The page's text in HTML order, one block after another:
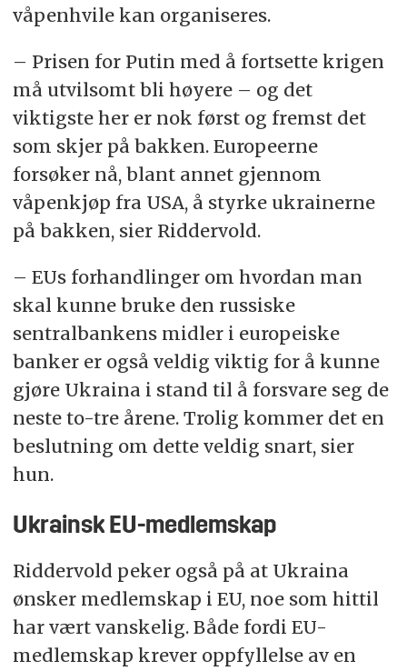
våpenhvile kan organiseres.
– Prisen for Putin med å fortsette krigen
må utvilsomt bli høyere – og det
viktigste her er nok først og fremst det
som skjer på bakken. Europeerne
forsøker nå, blant annet gjennom
våpenkjøp fra USA, å styrke ukrainerne
på bakken, sier Riddervold.
– EUs forhandlinger om hvordan man
skal kunne bruke den russiske
sentralbankens midler i europeiske
banker er også veldig viktig for å kunne
gjøre Ukraina i stand til å forsvare seg de
neste to-tre årene. Trolig kommer det en
beslutning om dette veldig snart, sier
hun.
Ukrainsk EU-medlemskap
Riddervold peker også på at Ukraina
ønsker medlemskap i EU, noe som hittil
har vært vanskelig. Både fordi EU-
medlemskap krever oppfyllelse av en